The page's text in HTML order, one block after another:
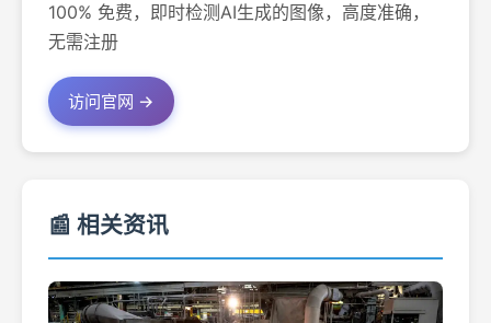
100% 免费，即时检测AI生成的图像，高度准确，
无需注册
访问官网 →
📰 相关资讯